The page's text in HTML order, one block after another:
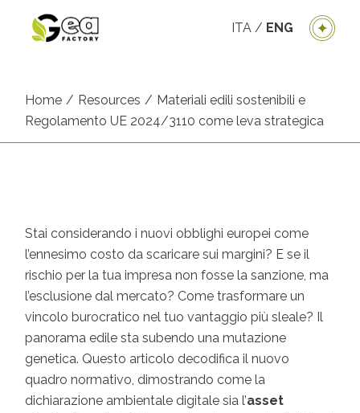
ITA/ ENG
Home Resources
Materiali edili sostenibili e
Regolamento UE 2024/3110 come leva strategica
Stai considerando i nuovi obblighi europei come
l’ennesimo costo da scaricare sui margini? E se il
rischio per la tua impresa non fosse la sanzione, ma
l’esclusione dal mercato? Come trasformare un
vincolo burocratico nel tuo vantaggio più sleale? Il
panorama edile sta subendo una mutazione
genetica. Questo articolo decodifica il nuovo
quadro normativo, dimostrando come la
dichiarazione ambientale digitale sia l’asset